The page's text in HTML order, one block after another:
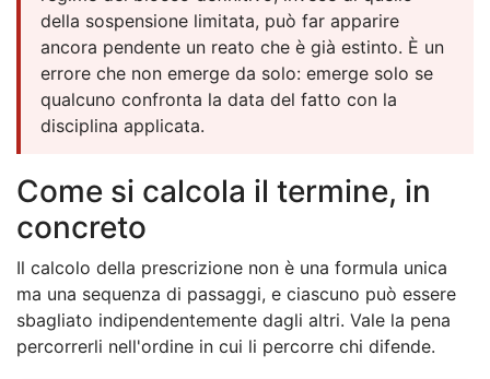
della sospensione limitata, può far apparire
ancora pendente un reato che è già estinto. È un
errore che non emerge da solo: emerge solo se
qualcuno confronta la data del fatto con la
disciplina applicata.
Come si calcola il termine, in
concreto
Il calcolo della prescrizione non è una formula unica
ma una sequenza di passaggi, e ciascuno può essere
sbagliato indipendentemente dagli altri. Vale la pena
percorrerli nell'ordine in cui li percorre chi difende.